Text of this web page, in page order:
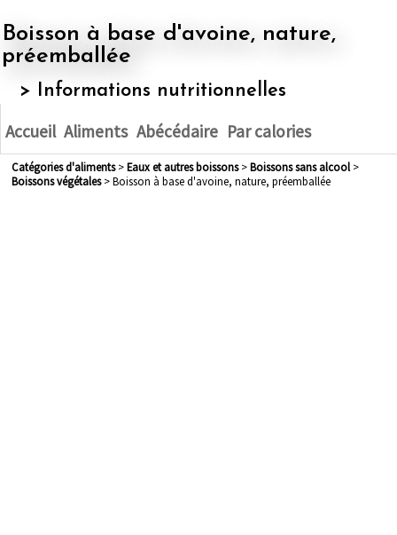
Boisson à base d'avoine, nature,
préemballée
> Informations nutritionnelles
Accueil Aliments Abécédaire Par calories
Catégories d'aliments> eaux et autres boissons> boissons sans alcool>
boissons végétales> Boisson à base d'avoine, nature, préemballée